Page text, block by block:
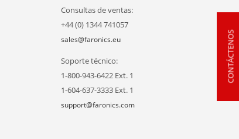
Consultas de ventas:
+44 (0) 1344 741057
sales@faronics.eu
Soporte técnico:
1-800-943-6422 Ext. 1
1-604-637-3333 Ext. 1
support@faronics.com
CONTÁCTENOS